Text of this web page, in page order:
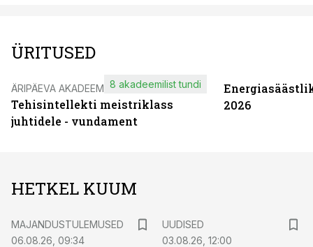
ÜRITUSED
ÄRIPÄEVA AKADEEMIA
Tehisintellekti meistriklass
juhtidele - vundament
8 akadeemilist tundi
2026
HETKEL KUUM
MAJANDUSTULEMUSED
06.08.26, 09:34
UUDISED
03.08.26, 12:00